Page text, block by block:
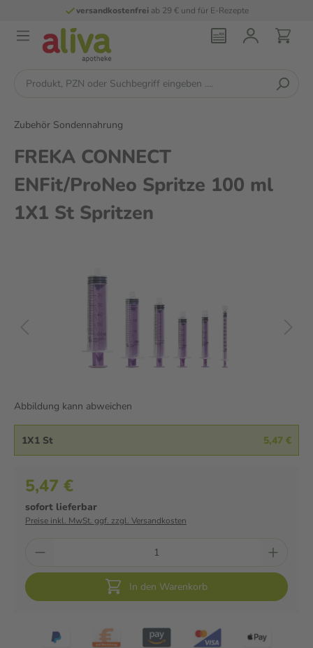
versandkostenfreiab 29 € und für E-Rezepte
Zubehör Sondennahrung
FREKA CONNECT
ENFit/ProNeo Spritze 100 ml
1X1 St Spritzen
Abbildung kann abweichen
1X1 St 5,47 €
5,47 €
sofort lieferbar
Preise inkl. MwSt. ggf. zzgl. Versandkosten
In den Warenkorb